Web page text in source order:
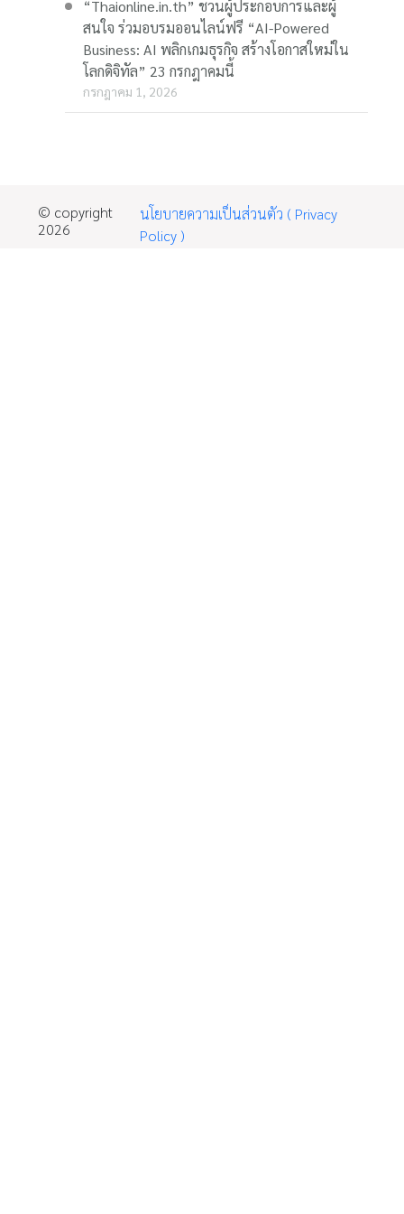
“Thaionline.in.th” ชวนผู้ประกอบการและผู้
สนใจ ร่วมอบรมออนไลน์ฟรี “AI-Powered
Business: AI พลิกเกมธุรกิจ สร้างโอกาสใหม่ใน
โลกดิจิทัล” 23 กรกฎาคมนี้
กรกฎาคม 1, 2026
© copyright
2026
นโยบายความเป็นส่วนตัว ( Privacy
Policy )